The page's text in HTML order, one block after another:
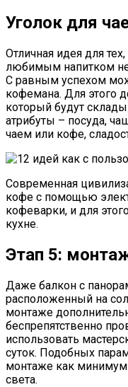
Уголок для
Отличная идея для
любимым напитком не
С равным успехом
кофемана. Для этого
который будут
атрибуты – посуда,
чаем или кофе,
Современная
кофе с помощью
кофеварки, и для
кухне.
Этап 5:
Даже балкон с
расположенный на
монтаже
беспрепятственно
использовать
суток. Подобных
монтаже как минимум
света.